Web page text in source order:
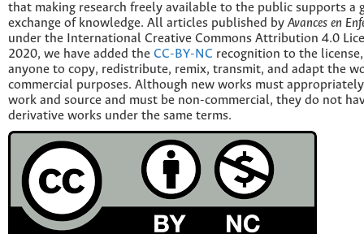
that making research freely available to the public supports a
exchange of knowledge. All articles published by Avances en
under the International Creative Commons Attribution 4.0
2020, we have added the CC-BY-NC recognition to the
anyone to copy, redistribute, remix, transmit, and adapt the
commercial purposes. Although new works must
work and source and must be non-commercial, they do not
derivative works under the same terms.